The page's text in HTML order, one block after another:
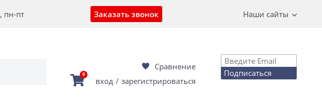
пн-пт Заказать звонок Наши сайты
Сравнение
0
вход / зарегистрироваться
Подписаться